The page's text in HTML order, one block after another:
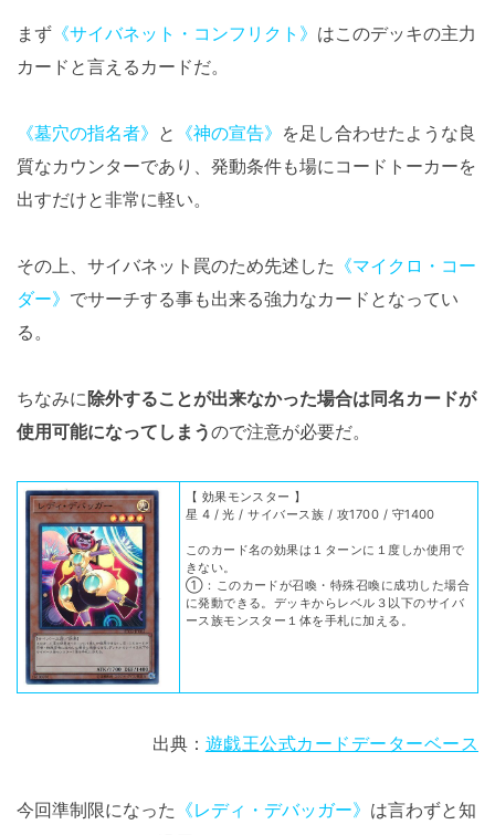
まず 《サイバネット・コンフリクト》 はこのデッキの主力
カードと言えるカードだ。
《墓穴の指名者》 と 《神の宣告》 を足し合わせたような良
質なカウンターであり、発動条件も場にコードトーカーを
出すだけと非常に軽い。
その上、サイバネット罠のため先述した 《マイクロ・コー
ダー》 でサーチする事も出来る強力なカードとなってい
る。
ちなみに除外することが出来なかった場合は同名カードが
使用可能になってしまうので注意が必要だ。
【 効果モンスター 】
星 4 / 光 / サイバース族 / 攻1700 / 守1400
このカード名の効果は１ターンに１度しか使用で
きない。
①：このカードが召喚・特殊召喚に成功した場合
に発動できる。デッキからレベル３以下のサイバ
ース族モンスター１体を手札に加える。
出典： 遊戯王公式カードデーターベース
今回準制限になった 《レディ・デバッガー》 は言わずと知